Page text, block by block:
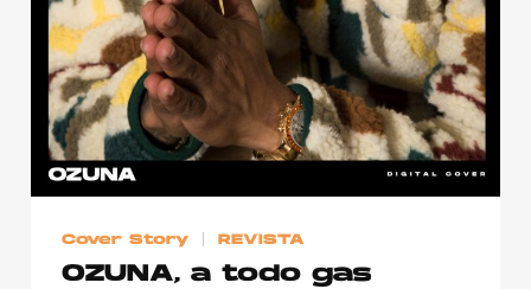
Cover Story REVISTA
OZUNA, a todo gas